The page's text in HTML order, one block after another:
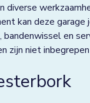
diverse
kan deze garage
bandenwissel en
zijn niet